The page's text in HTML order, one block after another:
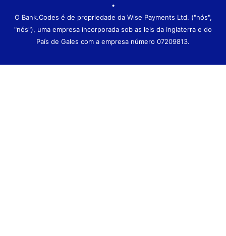
•
O Bank.Codes é de propriedade da Wise Payments Ltd. ("nós",
"nós"), uma empresa incorporada sob as leis da Inglaterra e do
País de Gales com a empresa número 07209813.